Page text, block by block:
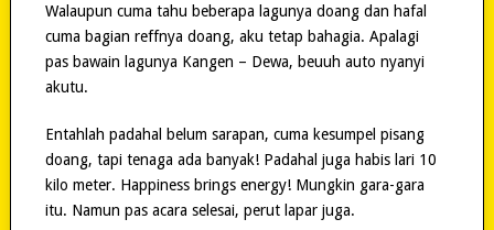
Walaupun cuma tahu beberapa lagunya doang dan hafal
cuma bagian reffnya doang, aku tetap bahagia. Apalagi
pas bawain lagunya Kangen – Dewa, beuuh auto nyanyi
akutu.
Entahlah padahal belum sarapan, cuma kesumpel pisang
doang, tapi tenaga ada banyak! Padahal juga habis lari 10
kilo meter. Happiness brings energy! Mungkin gara-gara
itu. Namun pas acara selesai, perut lapar juga.